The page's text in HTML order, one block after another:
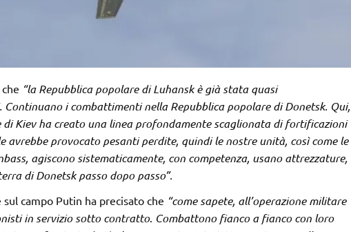
“la Repubblica popolare di Luhansk è già stata quasi
i combattimenti nella Repubblica popolare di Donetsk. Qui,
Kiev ha creato una linea profondamente scaglionata di fortificazioni
provocato pesanti perdite, quindi le nostre unità, così come le
agiscono sistematicamente, con competenza, usano attrezzature,
di Donetsk passo dopo passo”.
campo Putin ha precisato che “come sapete, all’operazione militare
in servizio sotto contratto. Combattono fianco a fianco con loro